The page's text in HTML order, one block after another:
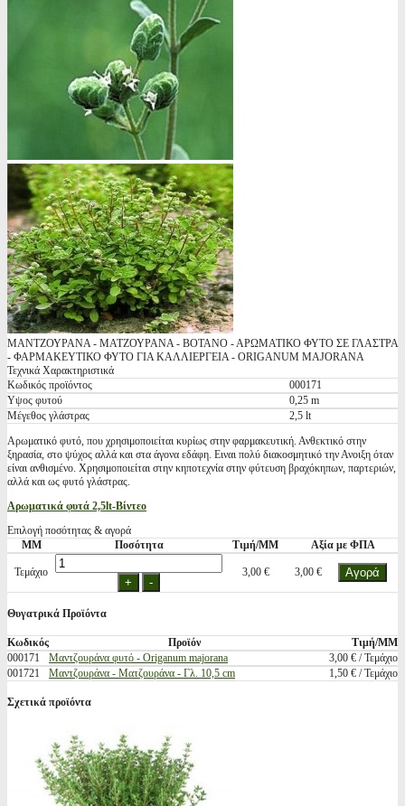
ΜΑΝΤΖΟΥΡΑΝΑ - ΜΑΤΖΟΥΡΑΝΑ - ΒΟΤΑΝΟ - ΑΡΩΜΑΤΙΚΟ ΦΥΤΟ ΣΕ ΓΛΑΣΤΡΑ
- ΦΑΡΜΑΚΕΥΤΙΚΟ ΦΥΤΟ ΓΙΑ ΚΑΛΛΙΕΡΓΕΙΑ - ORIGANUM MAJORANA
Τεχνικά Χαρακτηριστικά
Κωδικός προϊόντος
000171
Υψος φυτού
0,25 m
Μέγεθος γλάστρας
2,5 lt
Αρωματικό φυτό, που χρησιμοποιείται κυρίως στην φαρμακευτική. Ανθεκτικό στην
ξηρασία, στο ψύχος αλλά και στα άγονα εδάφη. Ειναι πολύ διακοσμητικό την Ανοιξη όταν
είναι ανθισμένο. Χρησιμοποιείται στην κηποτεχνία στην φύτευση βραχόκηπων, παρτεριών,
αλλά και ως φυτό γλάστρας.
Αρωματικά φυτά 2,5lt-Βίντεο
Επιλογή ποσότητας & αγορά
ΜΜ
Ποσότητα Τιμή/ΜΜ Αξία με ΦΠΑ
Τεμάχιο 3,00 € 3,00 €
Θυγατρικά Προϊόντα
Κωδικός Προϊόν
Τιμή/ΜΜ
000171
Μαντζουράνα φυτό - Origanum majorana
3,00 € / Τεμάχιο
001721
Μαντζουράνα - Ματζουράνα - Γλ. 10,5 cm 1,50 € / Τεμάχιο
Σχετικά προϊόντα